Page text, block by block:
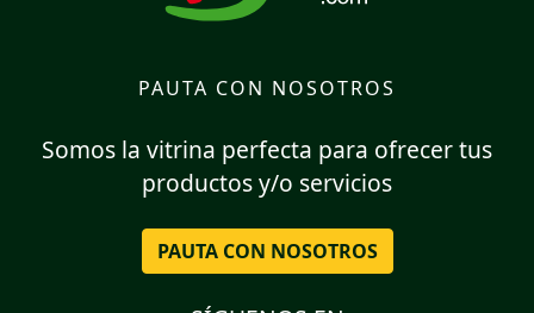
PAUTA CON NOSOTROS
Somos la vitrina perfecta para ofrecer tus
productos y/o servicios
PAUTA CON NOSOTROS